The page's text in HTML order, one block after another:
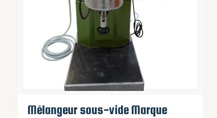
Mélangeur sous-vide Marque